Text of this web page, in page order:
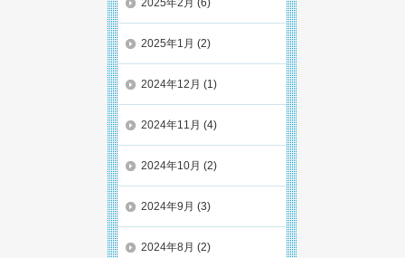
2025年2月 (6)
2025年1月 (2)
2024年12月 (1)
2024年11月 (4)
2024年10月 (2)
2024年9月 (3)
2024年8月 (2)